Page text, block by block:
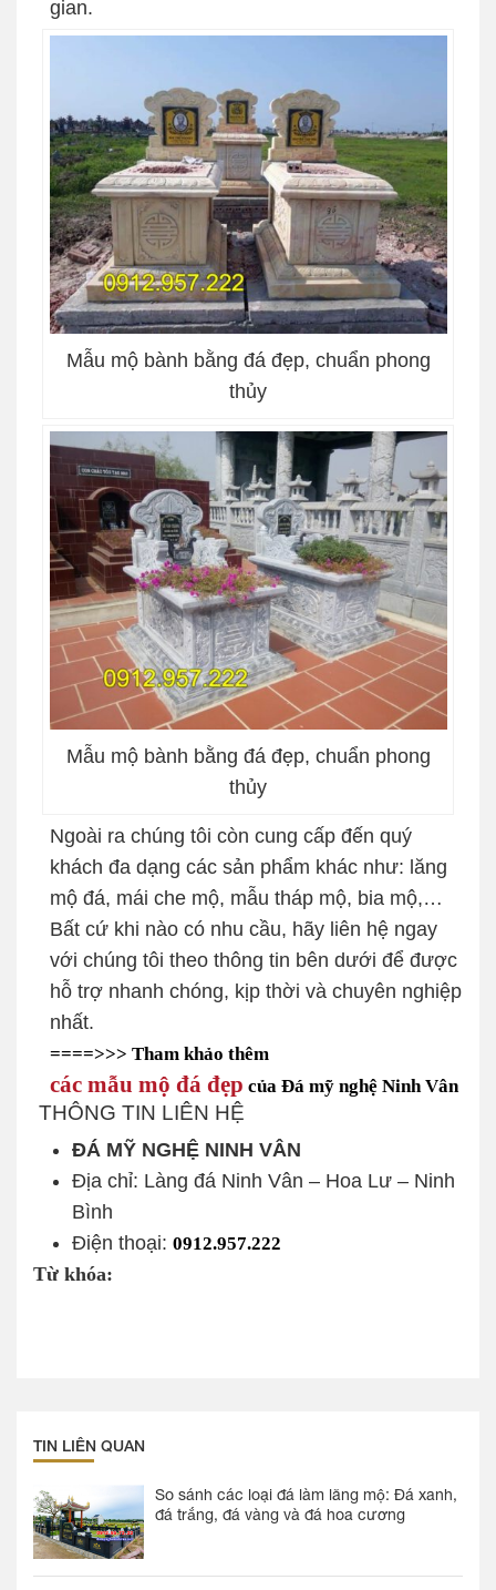
gian.
Mẫu mộ bành bằng đá đẹp, chuẩn phong
thủy
Mẫu mộ bành bằng đá đẹp, chuẩn phong
thủy
Ngoài ra chúng tôi còn cung cấp đến quý
khách đa dạng các sản phẩm khác như: lăng
mộ đá, mái che mộ, mẫu tháp mộ, bia mộ,…
Bất cứ khi nào có nhu cầu, hãy liên hệ ngay
với chúng tôi theo thông tin bên dưới để được
hỗ trợ nhanh chóng, kịp thời và chuyên nghiệp
nhất.
====>>> Tham khảo thêm
các mẫu mộ đá đẹp của Đá mỹ nghệ Ninh Vân
THÔNG TIN LIÊN HỆ
ĐÁ MỸ NGHỆ NINH VÂN
Địa chỉ: Làng đá Ninh Vân – Hoa Lư – Ninh
Bình
Điện thoại: 0912.957.222
Từ khóa:
TIN LIÊN QUAN
So sánh các loại đá làm lăng mộ: Đá xanh,
đá trắng, đá vàng và đá hoa cương